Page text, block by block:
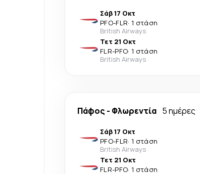
Σάβ 17 Οκτ
PFO-FLR· 1 στάση
British Airways
Τετ 21 Οκτ
FLR-PFO· 1 στάση
British Airways
Πάφος - Φλωρεντία 5 ημέρες
Σάβ 17 Οκτ
PFO-FLR· 1 στάση
British Airways
Τετ 21 Οκτ
FLR-PFO· 1 στάση